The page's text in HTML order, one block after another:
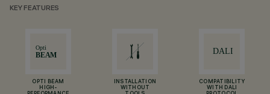
KEY FEATURES
OPTI BEAM
HIGH-
INSTALLATION
WITHOUT
COMPATIBILITY
WITH DALI